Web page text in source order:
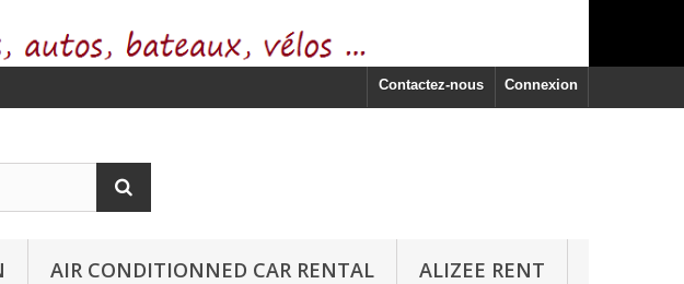
Connexion
Contactez-nous
AIR CONDITIONNED CAR RENTAL ALIZEE RENT